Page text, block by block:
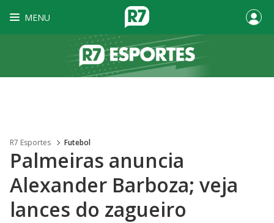
MENU
R7 Esportes Futebol
Palmeiras anuncia
Alexander Barboza; veja
lances do zagueiro